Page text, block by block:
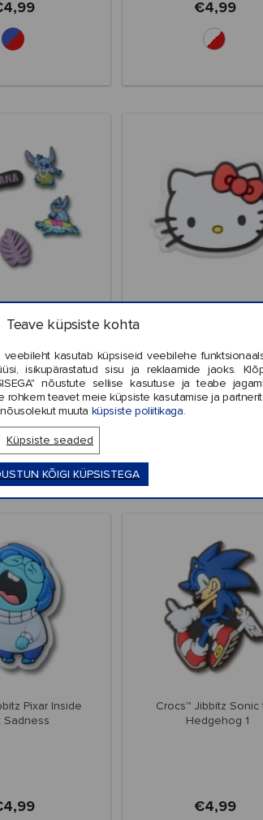
Teave küpsiste kohta
veebileht kasutab küpsiseid veebilehe
isikupärastatud sisu ja reklaamide jaoks.
nõustute sellise kasutuse ja teabe
rohkem teavet meie küpsiste kasutamise ja
muuta küpsiste poliitikaga.
Küpsiste seaded
KÕIGI KÜPSISTEGA
€4,99
Jibbitz Stitch
5Pck
Crocs™ Jibbitz Hello
€4,99
Pixar Inside
Sadness
Crocs™ Jibbitz Sonic
Hedgehog 1
€4,99